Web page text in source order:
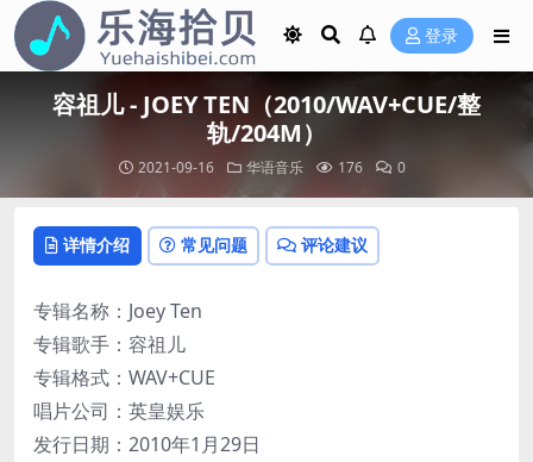
登录
容祖儿 - JOEY TEN（2010/WAV+CUE/整
轨/204M）
2021-09-16 华语音乐 176 0
详情介绍 常见问题 评论建议
专辑名称：Joey Ten
专辑歌手：容祖儿
专辑格式：WAV+CUE
唱片公司：英皇娱乐
发行日期：2010年1月29日